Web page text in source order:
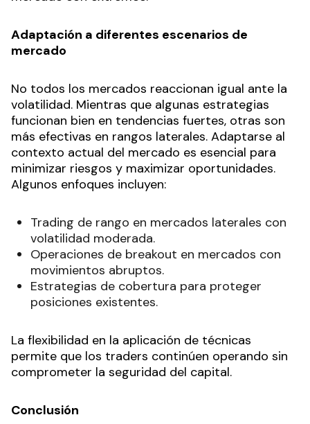
Adaptación a diferentes escenarios de
mercado
No todos los mercados reaccionan igual ante la
volatilidad. Mientras que algunas estrategias
funcionan bien en tendencias fuertes, otras son
más efectivas en rangos laterales. Adaptarse al
contexto actual del mercado es esencial para
minimizar riesgos y maximizar oportunidades.
Algunos enfoques incluyen:
Trading de rango en mercados laterales con
volatilidad moderada.
Operaciones de breakout en mercados con
movimientos abruptos.
Estrategias de cobertura para proteger
posiciones existentes.
La flexibilidad en la aplicación de técnicas
permite que los traders continúen operando sin
comprometer la seguridad del capital.
Conclusión